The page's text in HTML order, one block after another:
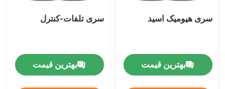
سری هیومیک اسید
بهترین قیمت
سری تلفات-کنترل
بهترین قیمت